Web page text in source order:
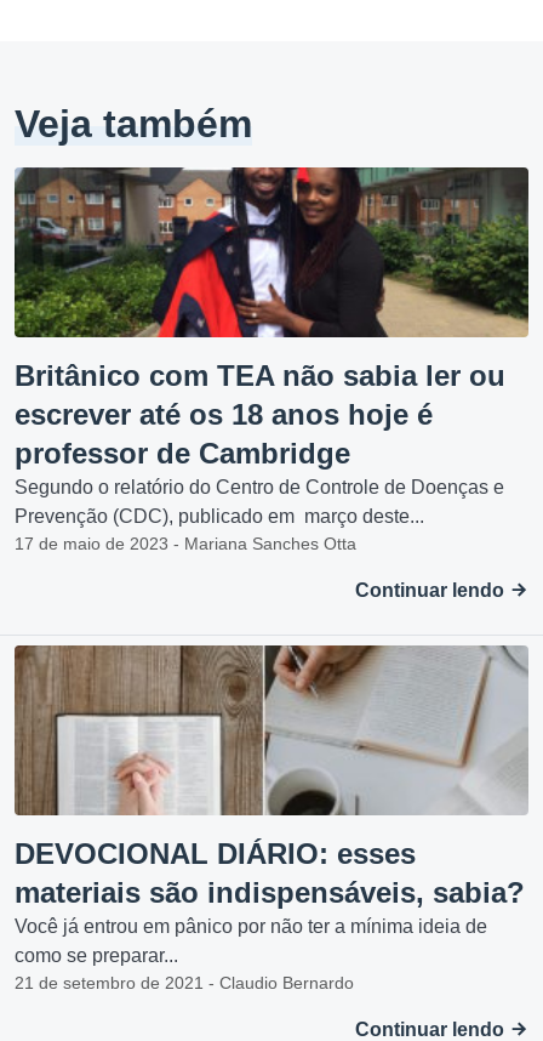
Veja também
Britânico com TEA não sabia ler ou
escrever até os 18 anos hoje é
professor de Cambridge
Segundo o relatório do Centro de Controle de Doenças e
Prevenção (CDC), publicado em março deste...
17 de maio de 2023 - Mariana Sanches Otta
Continuar lendo
DEVOCIONAL DIÁRIO: esses
materiais são indispensáveis, sabia?
Você já entrou em pânico por não ter a mínima ideia de
como se preparar...
21 de setembro de 2021 - Claudio Bernardo
Continuar lendo